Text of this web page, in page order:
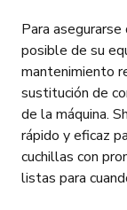
Para
posible de su
mantenimiento
sustitución de
de la máquina.
rápido y eficaz
cuchillas con
listas para